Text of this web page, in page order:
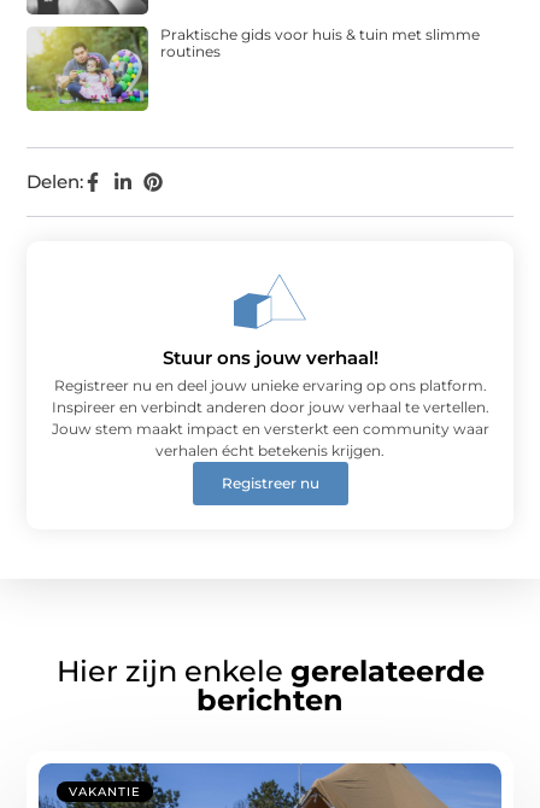
Delen:
Praktische gids voor huis & tuin met slimme
routines
Stuur ons jouw verhaal!
Registreer nu en deel jouw unieke ervaring op ons platform.
Inspireer en verbindt anderen door jouw verhaal te vertellen.
Jouw stem maakt impact en versterkt een community waar
verhalen écht betekenis krijgen.
Registreer nu
Hier zijn enkele gerelateerde
berichten
VAKANTIE